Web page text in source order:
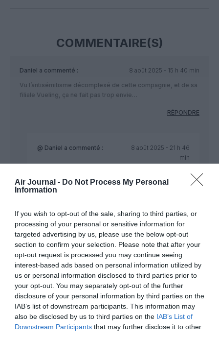
Air Journal - Do Not Process My Personal
Information
If you wish to opt-out of the sale, sharing to third parties, or
processing of your personal or sensitive information for
targeted advertising by us, please use the below opt-out
section to confirm your selection. Please note that after your
opt-out request is processed you may continue seeing
interest-based ads based on personal information utilized by
us or personal information disclosed to third parties prior to
your opt-out. You may separately opt-out of the further
disclosure of your personal information by third parties on the
IAB’s list of downstream participants. This information may
also be disclosed by us to third parties on the IAB’s List of
Downstream Participants that may further disclose it to other
COMMENTAIRE(S)
Daniel a commenté :
8 août 2025 - 15 h 40 min
Vu l’antisémitisme décomplexé de cette compagnie, et de sa
filiale Vueling, ça ne fait pas trop envie…
RÉPONDRE
@ Daniel a commenté :
8 août 2025 - 21 h 46
min
opérations de vol chez Vueling, les adolescents
“adoptaient des comportements susceptibles de
passagers”. “Ils ont tenté de manipuler des
équipements de secours: gilets de sauvetage,
masques à oxygène, bouteilles d’oxygène…”.
il y a deux versions. J’espère qu’on en saura un peu
plus. Et surtout s’en tenir au fait.
Plutôt que de prendre parti uniquement en fonction
de réactions émotives et un certain tapage
médiatique recherché…
Certains israéliens sont aussi antisémites (les
arabes sont également des sémites).
RÉPONDRE